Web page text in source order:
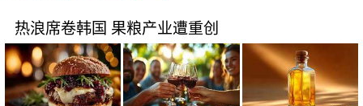
热浪席卷韩国 果粮产业遭重创